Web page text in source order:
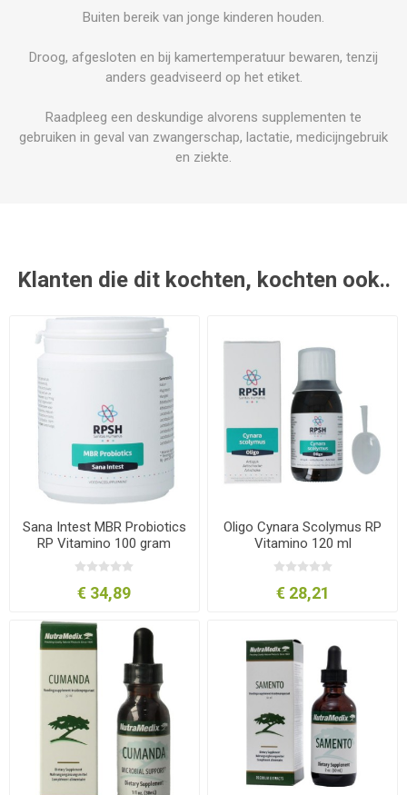
Buiten bereik van jonge kinderen houden.
Droog, afgesloten en bij kamertemperatuur bewaren, tenzij
anders geadviseerd op het etiket.
Raadpleeg een deskundige alvorens supplementen te
gebruiken in geval van zwangerschap, lactatie, medicijngebruik
en ziekte.
Klanten die dit kochten, kochten ook..
Sana Intest MBR Probiotics
RP Vitamino 100 gram
€ 34,89
Oligo Cynara Scolymus RP
Vitamino 120 ml
€ 28,21